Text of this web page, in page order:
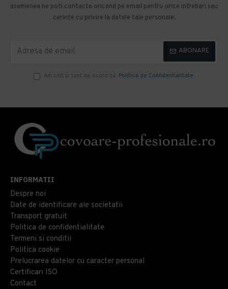
asemenea ne poti contacta oricand pe email pentru orice intrebari sau
cerinte cu privire la datele tale personale.
ABONARE
Am citit şi sunt de acord cu Politica de Confidentialitate
INFORMATII
Despre noi
Date de identificare ale societatii
Transport gratuit
Politica de confidentialitate
Termeni si conditii
Politica cookie
Prelucrarea datelor cu caracter personal
Certificari ISO
Contact